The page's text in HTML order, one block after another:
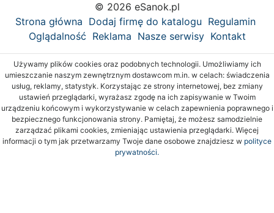
© 2026 eSanok.pl
Strona główna Dodaj firmę do katalogu Regulamin
Oglądalność Reklama Nasze serwisy Kontakt
Używamy plików cookies oraz podobnych technologii. Umożliwiamy ich
umieszczanie naszym zewnętrznym dostawcom m.in. w celach: świadczenia
usług, reklamy, statystyk. Korzystając ze strony internetowej, bez zmiany
ustawień przeglądarki, wyrażasz zgodę na ich zapisywanie w Twoim
urządzeniu końcowym i wykorzystywanie w celach zapewnienia poprawnego i
bezpiecznego funkcjonowania strony. Pamiętaj, że możesz samodzielnie
zarządzać plikami cookies, zmieniając ustawienia przeglądarki. Więcej
informacji o tym jak przetwarzamy Twoje dane osobowe znajdziesz w polityce
prywatności.